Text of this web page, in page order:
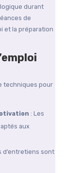
durant
de
et la préparation
techniques pour
: Les
aux
d’entretiens sont